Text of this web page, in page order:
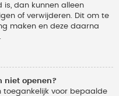
is, dan kunnen alleen
of verwijderen. Dit om te
maken en deze daarna
niet openen?
toegankelijk voor bepaalde